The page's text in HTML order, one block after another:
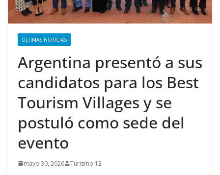
ÚLTIMAS NOTICIAS
Argentina presentó a sus
candidatos para los Best
Tourism Villages y se
postuló como sede del
evento
mayo 30, 2026 Turismo 12